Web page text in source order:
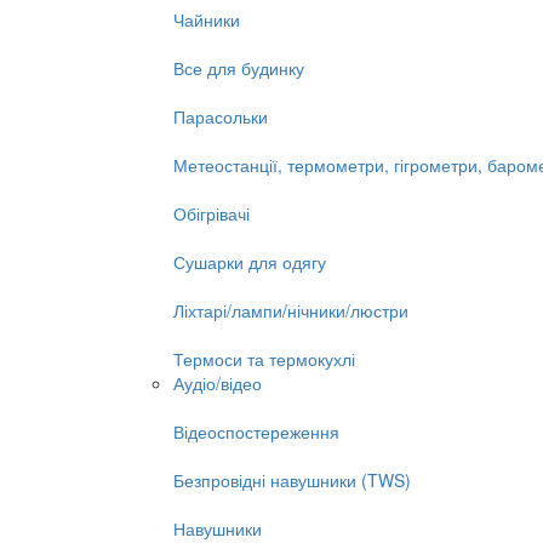
Чайники
Все для будинку
Парасольки
Метеостанції, термометри, гігрометри,
Обігрівачі
Сушарки для одягу
Ліхтарі/лампи/нічники/люстри
Термоси та термокухлі
Аудіо/відео
Відеоспостереження
Безпровідні навушники (TWS)
Навушники